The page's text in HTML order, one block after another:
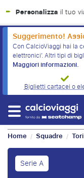
Garanzia
Suggerimento!
Con CalcioViaggi hai la
elettronici’. Altri tipi di
Maggiori informazioni.
Biglietti cartacei o
Home / Squadre /
Serie A